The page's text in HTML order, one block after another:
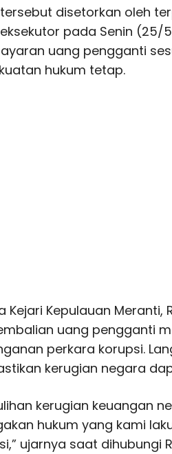
disetorkan oleh
pada Senin (25/
uang pengganti
hukum tetap.
Kejari Kepulauan Meranti,
uang pengganti
perkara korupsi.
kerugian negara
kerugian keuangan
hukum yang kami
ujarnya saat dihubungi